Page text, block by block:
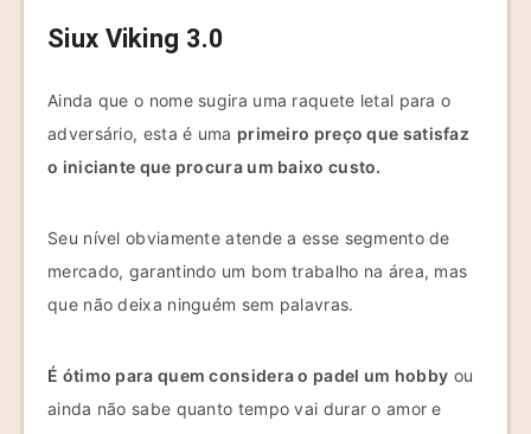
Siux Viking 3.0
Ainda que o nome sugira uma raquete letal para o
adversário, esta é uma primeiro preço que satisfaz
o iniciante que procura um baixo custo.
Seu nível obviamente atende a esse segmento de
mercado, garantindo um bom trabalho na área, mas
que não deixa ninguém sem palavras.
É ótimo para quem considera o padel um hobby ou
ainda não sabe quanto tempo vai durar o amor e